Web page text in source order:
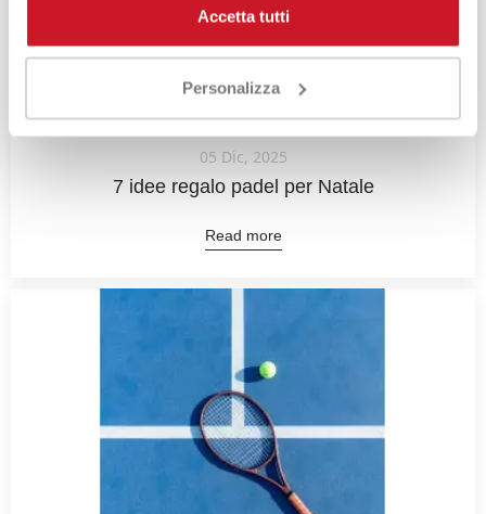
Accetta tutti
Personalizza
05 Dic, 2025
7 idee regalo padel per Natale
Read more